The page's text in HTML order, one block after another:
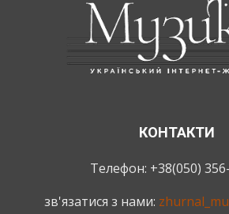
КОНТАКТИ
Телефон: +38(050)
зв'язатися з нами: